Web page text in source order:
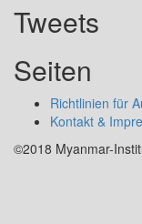
Tweets
Seiten
Richtlinien für
Kontakt &
©2018 Myanmar-